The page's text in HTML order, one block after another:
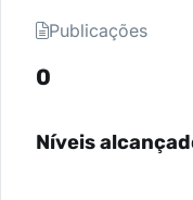
Publicações
0
Níveis